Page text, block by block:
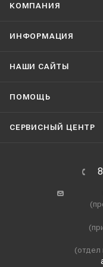
КОМПАНИЯ
ИНФОРМАЦИЯ
НАШИ CАЙТЫ
ПОМОЩЬ
СЕРВИСНЫЙ ЦЕНТР
(отдел